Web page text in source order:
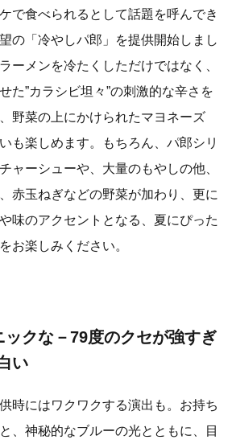
で食べられるとして話題を呼んでき
の「冷やしパ郎」を提供開始しまし
ーメンを冷たくしただけではなく、
た”カラシビ坦々”の刺激的な辛さを
野菜の上にかけられたマヨネーズ
も楽しめます。もちろん、パ郎シリ
ャーシューや、大量のもやしの他、
赤玉ねぎなどの野菜が加わり、更に
味のアクセントとなる、夏にぴった
お楽しみください。
クな－79度のクセが強すぎ
い
時にはワクワクする演出も。お持ち
、神秘的なブルーの光とともに、目